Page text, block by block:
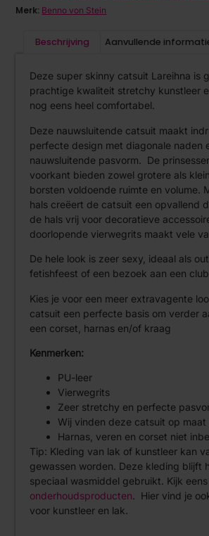
Merk: Benno von Stein
Beschrijving Aanvullende
Deze super skinny catsuit Lareihna is
prachtige kwaliteit stretchy kunstleer
nog eens heel comfortabel.
Deze nauwsluitende catsuit maakt
perfecte design met diagonale naden
nauwsluitende pasvorm. De
voorkant bieden zowel grotere als
borsten voldoende ruimte en volume.
hals creëert de catsuit een opvallend
de hals vrij voor decoratieve
doorlopende vierwegrits maakt vele
De hele look is zeer sexy, ideaal als
fetishfeest of een bezoek aan een
Kies je voor een meer extravagente
catsuit een perfecte basis om verder
een corset, harnas en/of kraag
Kenmerken:
PU-leer
Vierwegrits
Zeer stretchy en perfecte
Wij vinden deze catsuit op maat
Harnas, veren en corset niet
Tip: Kleding van lak of kunstleer kan
gewassen worden. Deze kleding blijft
speciaal wasmiddel gebruikt. Kijk
onderhoudsproducten. Hier vind je
voor kunstleer en lak.